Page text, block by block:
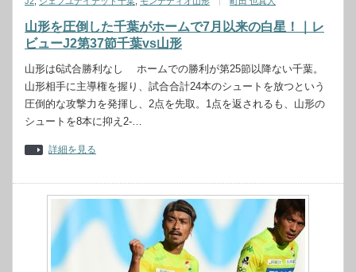
山形を圧倒した千葉がホームで7月以来の白星！｜レ
ビューJ2第37節千葉vs山形
山形は6試合勝利なし ホームでの勝利が第25節以降ない千葉。
山形相手に主導権を握り、試合合計24本のシュートを放つという
圧倒的な攻撃力を発揮し、2点を先取。1点を返されるも、山形の
シュートを8本に抑え2‐…
詳細を見る